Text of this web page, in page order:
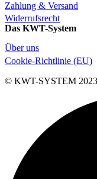
Zahlung & Versand
Widerrufsrecht
Das KWT-System
Über uns
Cookie-Richtlinie (EU)
© KWT-SYSTEM 2023